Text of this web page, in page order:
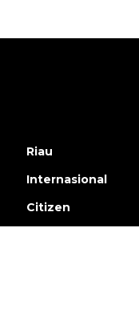
Riau
Internasional
Citizen